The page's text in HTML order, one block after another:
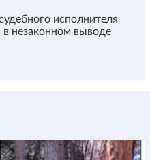
исполнителя
в незаконном выводе